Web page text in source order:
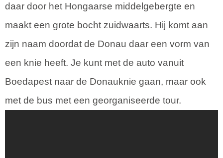
daar door het Hongaarse middelgebergte en
maakt een grote bocht zuidwaarts. Hij komt aan
zijn naam doordat de Donau daar een vorm van
een knie heeft. Je kunt met de auto vanuit
Boedapest naar de Donauknie gaan, maar ook
met de bus met een georganiseerde tour.